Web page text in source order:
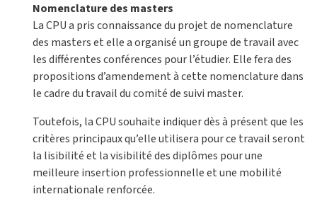
Nomenclature des masters
La CPU a pris connaissance du projet de nomenclature
des masters et elle a organisé un groupe de travail avec
les différentes conférences pour l’étudier. Elle fera des
propositions d’amendement à cette nomenclature dans
le cadre du travail du comité de suivi master.
Toutefois, la CPU souhaite indiquer dès à présent que les
critères principaux qu’elle utilisera pour ce travail seront
la lisibilité et la visibilité des diplômes pour une
meilleure insertion professionnelle et une mobilité
internationale renforcée.